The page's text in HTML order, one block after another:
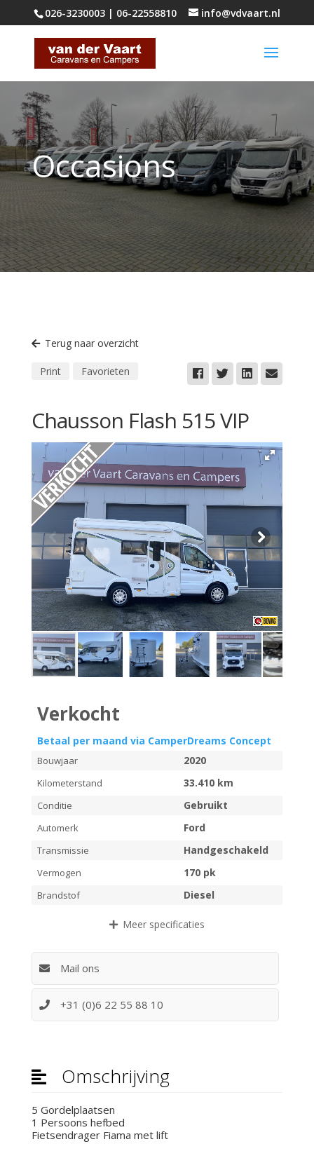
026-3230003| 06-22558810 info@vdvaart.nl
Occasions
Terug naar overzicht
Print Favorieten
Chausson Flash 515 VIP
Verkocht
Betaal per maand via CamperDreams Concept
Bouwjaar 2020
Kilometerstand 33.410 km
Conditie Gebruikt
Automerk Ford
Transmissie Handgeschakeld
Vermogen 170 pk
Brandstof Diesel
Meerspecificaties
Mail ons
+31 (0)6 22 55 88 10
Omschrijving
5 Gordelplaatsen
1 Persoons hefbed
Fietsendrager Fiama met lift